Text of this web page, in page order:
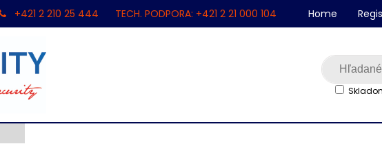
+421 2 210 25 444 TECH. PODPORA: +421 2 21 000 104 Home